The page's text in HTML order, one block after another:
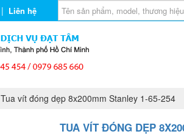
| Liên hệ
Tua vít đóng dẹp 8x200mm Stanley 1-65-254
TUA VÍT ĐÓNG DẸP